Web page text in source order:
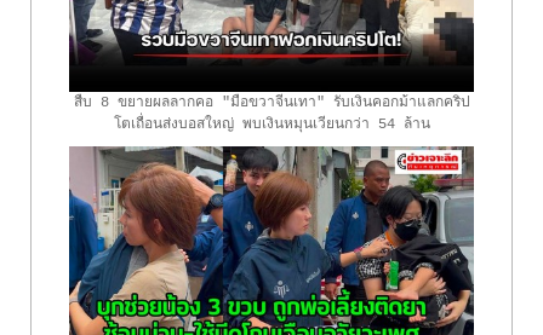
สืบ 8 ขยายผลลากคอ "มือขวาจีนเทา" รับเงินคอกม้าแลกคริป
โตเถื่อนส่งบอสใหญ่ พบเงินหมุนเวียนกว่า 54 ล้าน